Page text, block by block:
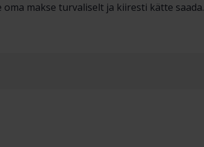
makse turvaliselt ja kiiresti kätte saada.